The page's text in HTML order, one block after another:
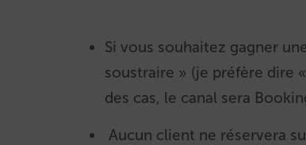
Si vous souhaitez gagner
soustraire » (je préfère dire
des cas, le canal sera
Aucun client ne réservera